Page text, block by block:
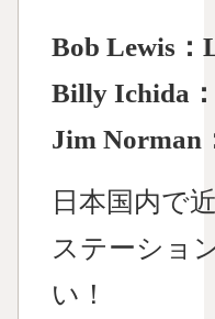
Bob Lewis：
Billy Ichida
Jim Norman
日本国内で
ステーショ
い！